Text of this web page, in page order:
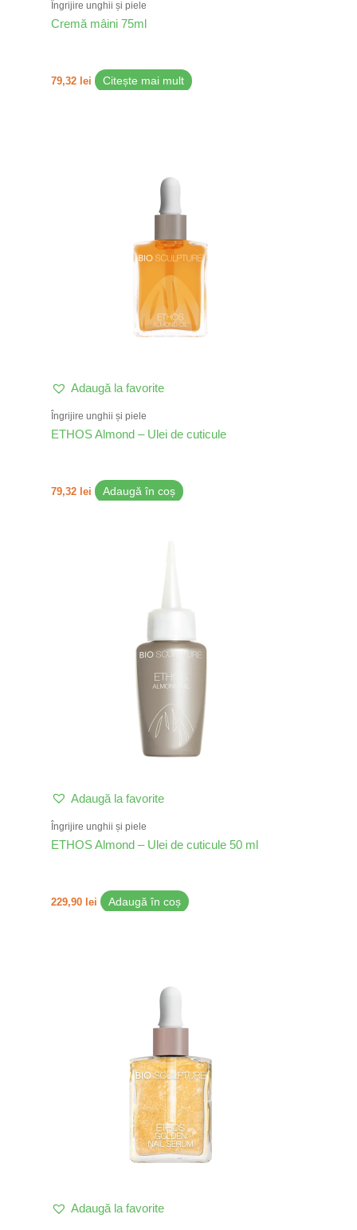
Îngrijire unghii și piele
Cremă mâini 75ml
79,32 lei Citește mai mult
Adaugă la favorite
Îngrijire unghii și piele
ETHOS Almond – Ulei de cuticule
79,32 lei Adaugă în coș
Adaugă la favorite
Îngrijire unghii și piele
ETHOS Almond – Ulei de cuticule 50 ml
229,90 lei Adaugă în coș
Adaugă la favorite